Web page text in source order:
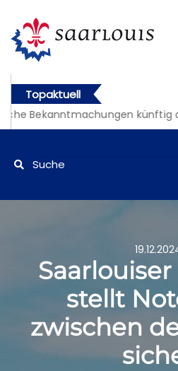
Topaktuell
Bekanntmachungen künftig
stellt
zwischen